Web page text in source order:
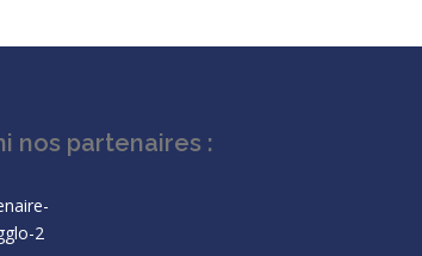
nos partenaires :